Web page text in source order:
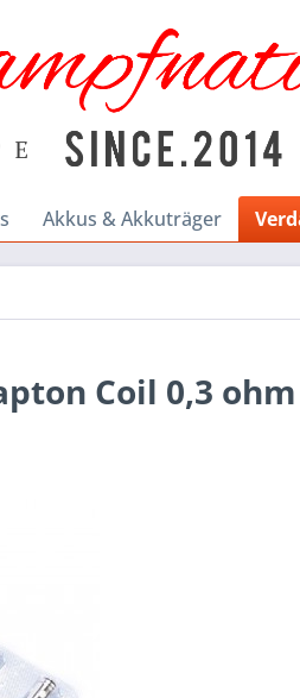
Akkus & Akkuträger
Coil 0,3 ohm